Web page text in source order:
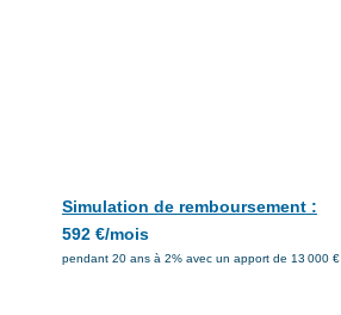
Simulation de remboursement :
592 €/mois
pendant 20 ans à 2% avec un apport de 13 000 €